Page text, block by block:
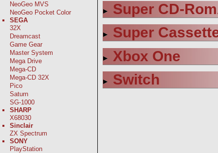
NeoGeo MVS
NeoGeo Pocket Color
SEGA
32X
Dreamcast
Game Gear
Master System
Mega Drive
Mega-CD
Mega-CD 32X
Pico
Saturn
SG-1000
SHARP
X68030
Sinclair
ZX Spectrum
SONY
PlayStation
Super CD-
Super
Xbox One
Switch